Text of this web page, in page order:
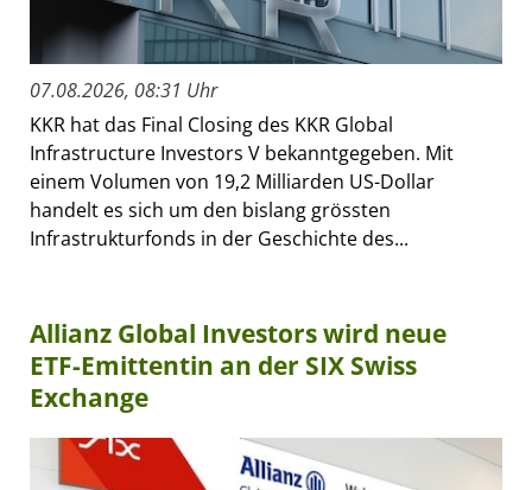
07.08.2026, 08:31 Uhr
KKR hat das Final Closing des KKR Global
Infrastructure Investors V bekanntgegeben. Mit
einem Volumen von 19,2 Milliarden US-Dollar
handelt es sich um den bislang grössten
Infrastrukturfonds in der Geschichte des...
Allianz Global Investors wird neue
ETF-Emittentin an der SIX Swiss
Exchange